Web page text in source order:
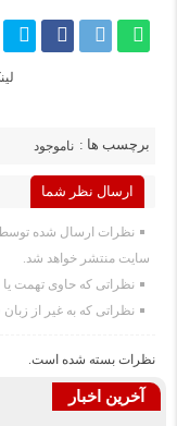
برچسب ها : ناموجود
ارسال نظر شما
نظرات ارسال شده توسط
سایت منتشر خواهد شد.
نظراتی که حاوی تهمت یا
نظراتی که به غیر از
نظرات بسته شده است.
آخرین اخبار